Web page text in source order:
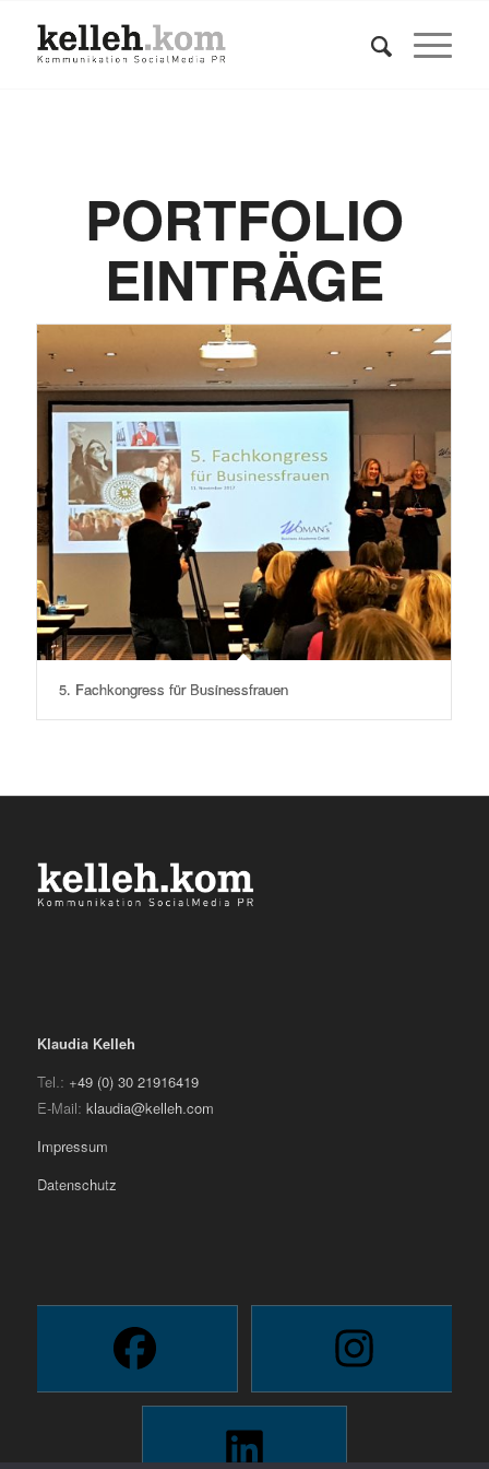
PORTFOLIO
EINTRÄGE
5. Fachkongress für Businessfrauen
Klaudia Kelleh
Tel.: +49 (0) 30 21916419
E-Mail: klaudia@kelleh.com
Impressum
Datenschutz